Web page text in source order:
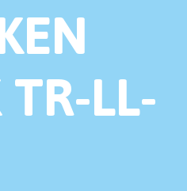
TR-LL-